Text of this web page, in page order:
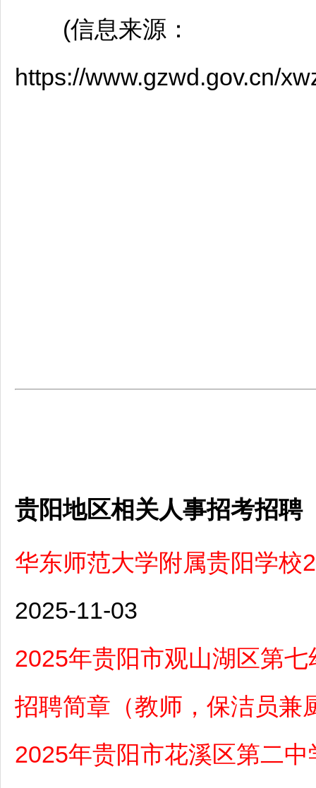
(信息来源：
https://www.gzwd.gov.cn/
贵阳地区相关人事招考招聘
华东师范大学附属贵阳学校
2025-11-03
2025年贵阳市观山湖区第
招聘简章（教师，保洁员兼
2025年贵阳市花溪区第二